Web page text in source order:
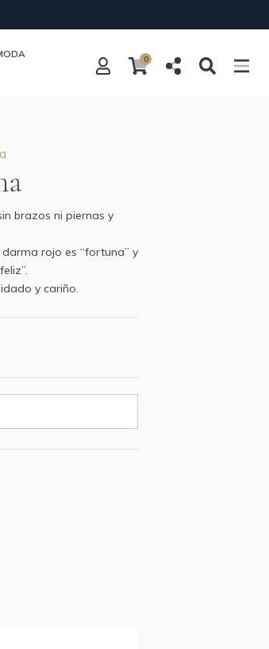
0
brazos ni piernas y
rojo es “fortuna” y
y cariño.